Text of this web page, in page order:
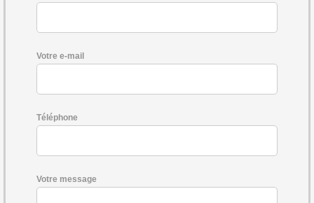
Votre e-mail
Téléphone
Votre message